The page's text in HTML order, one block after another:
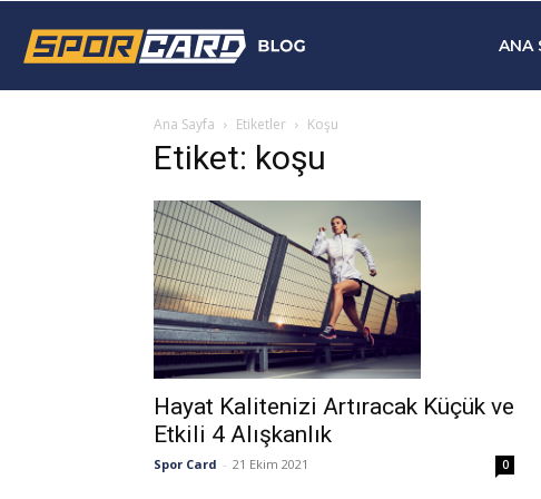
Blog
ANA
Ana Sayfa Etiketler Koşu
Etiket: koşu
Hayat Kalitenizi Artıracak Küçük ve
Etkili 4 Alışkanlık
Spor Card - 21 Ekim 2021 0